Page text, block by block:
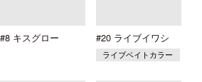
#8 キスグロー #20 ライブイワシ
ライブベイトカラー